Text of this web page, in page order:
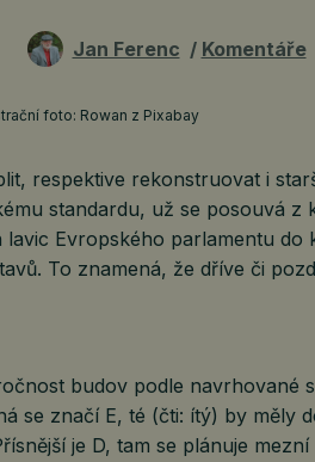
Jan Ferenc Komentáře
foto: Rowan z Pixabay
respektive rekonstruovat i
standardu, už se posouvá z
lavic Evropského parlamentu
To znamená, že dříve či
budov podle navrhované
se značí E, té (čti: ítý) by měly
je D, tam se plánuje